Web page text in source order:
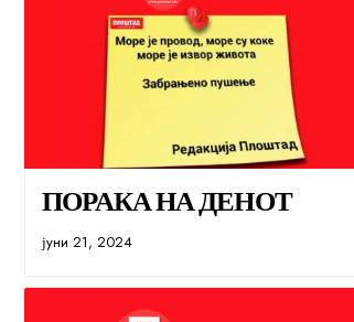
ПОРАКА НА ДЕНОТ
јуни 21, 2024